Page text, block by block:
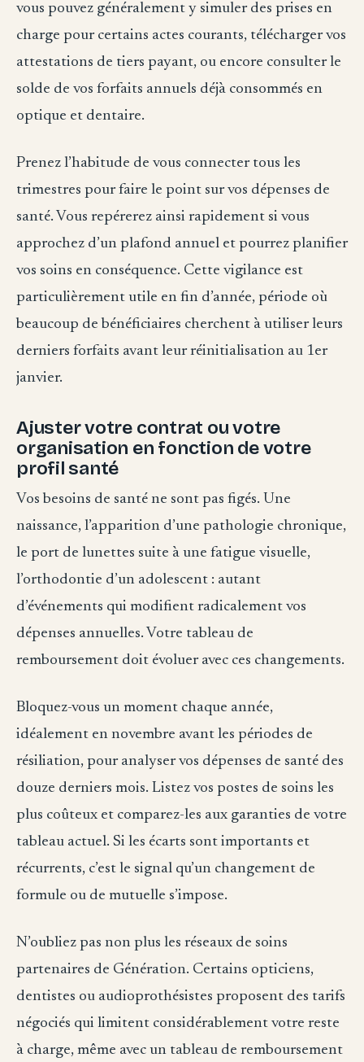
vous pouvez généralement y simuler des prises en
charge pour certains actes courants, télécharger vos
attestations de tiers payant, ou encore consulter le
solde de vos forfaits annuels déjà consommés en
optique et dentaire.
Prenez l’habitude de vous connecter tous les
trimestres pour faire le point sur vos dépenses de
santé. Vous repérerez ainsi rapidement si vous
approchez d’un plafond annuel et pourrez planifier
vos soins en conséquence. Cette vigilance est
particulièrement utile en fin d’année, période où
beaucoup de bénéficiaires cherchent à utiliser leurs
derniers forfaits avant leur réinitialisation au 1er
janvier.
Ajuster votre contrat ou votre
organisation en fonction de votre
profil santé
Vos besoins de santé ne sont pas figés. Une
naissance, l’apparition d’une pathologie chronique,
le port de lunettes suite à une fatigue visuelle,
l’orthodontie d’un adolescent : autant
d’événements qui modifient radicalement vos
dépenses annuelles. Votre tableau de
remboursement doit évoluer avec ces changements.
Bloquez-vous un moment chaque année,
idéalement en novembre avant les périodes de
résiliation, pour analyser vos dépenses de santé des
douze derniers mois. Listez vos postes de soins les
plus coûteux et comparez-les aux garanties de votre
tableau actuel. Si les écarts sont importants et
récurrents, c’est le signal qu’un changement de
formule ou de mutuelle s’impose.
N’oubliez pas non plus les réseaux de soins
partenaires de Génération. Certains opticiens,
dentistes ou audioprothésistes proposent des tarifs
négociés qui limitent considérablement votre reste
à charge, même avec un tableau de remboursement